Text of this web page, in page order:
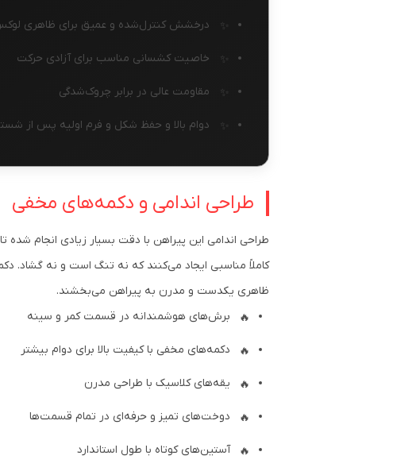
درخشش کنترل‌شده و عمیق برای ظاهری
خاصیت کشسانی مناسب برای آزادی حرکت
مقاومت عالی در برابر چروک‌شدگی
دوام بالا و حفظ شکل و فرم اولیه پس از
طراحی اندامی و دکمه‌های مخفی
طراحی اندامی این پیراهن با دقت بسیار زیادی انجام
کاملاً مناسبی ایجاد می‌کنند که نه تنگ است و نه گشاد.
ظاهری یکدست و مدرن به پیراهن می‌بخشند.
برش‌های هوشمندانه در قسمت کمر و سینه
دکمه‌های مخفی با کیفیت بالا برای دوام بیشتر
یقه‌های کلاسیک با طراحی مدرن
دوخت‌های تمیز و حرفه‌ای در تمام قسمت‌ها
آستین‌های کوتاه با طول استاندارد